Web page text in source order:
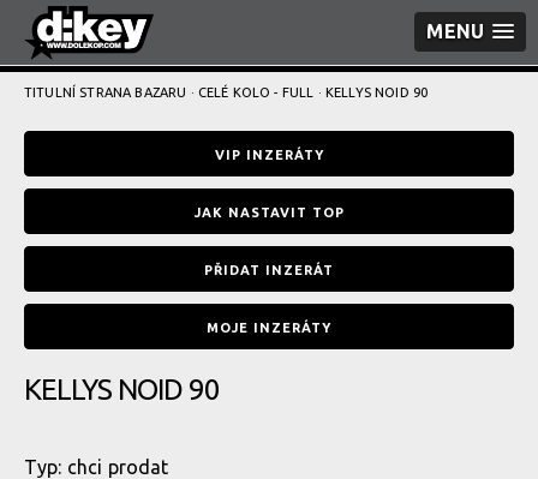
MENU
TITULNÍ STRANA BAZARU · CELÉ KOLO - FULL · KELLYS NOID 90
VIP INZERÁTY
JAK NASTAVIT TOP
PŘIDAT INZERÁT
MOJE INZERÁTY
KELLYS NOID 90
Typ: chci prodat